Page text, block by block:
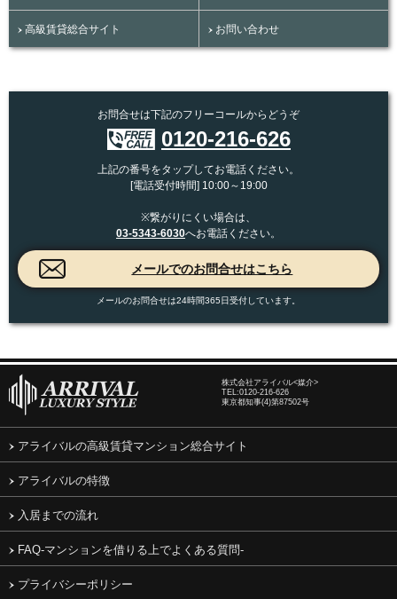
高級賃貸総合サイト お問い合わせ
お問合せは下記のフリーコールからどうぞ
0120-216-626
上記の番号をタップしてお電話ください。
[電話受付時間] 10:00～19:00
※繋がりにくい場合は、
03-5343-6030へお電話ください。
メールのお問合せは24時間365日受付しています。
株式会社アライバル<媒介>
TEL:0120-216-626
東京都知事(4)第87502号
アライバルの高級賃貸マンション総合サイト
アライバルの特徴
入居までの流れ
FAQ-マンションを借りる上でよくある質問-
プライバシーポリシー